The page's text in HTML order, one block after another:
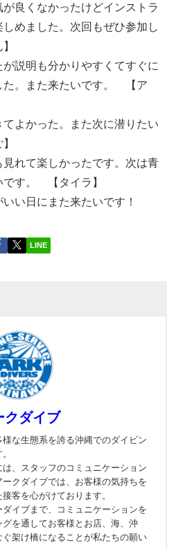
良くなかったけどインストラ
めました。次回もぜひ参加し
説明も分かりやすくてすぐに
た。また来たいです。 【ア
よかった。また次に潜りたい
れて楽しかったです。次は青
です。 【タイラ】
いい日にまた来たいです！
LINE
クダイブ
な生態系を誇る沖縄でのダイビン
、スタッフのコミュニケーション
クダイブでは、お客様の気持ちを
客を心がけております。
イブまで、コミュニケーションを
を通してお客様とお店、海、沖
架け橋になることが私たちの願い